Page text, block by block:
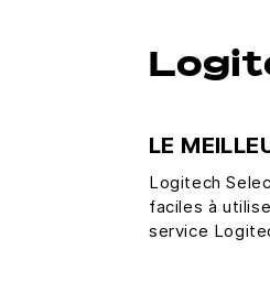
LE
Logitech
faciles à
service